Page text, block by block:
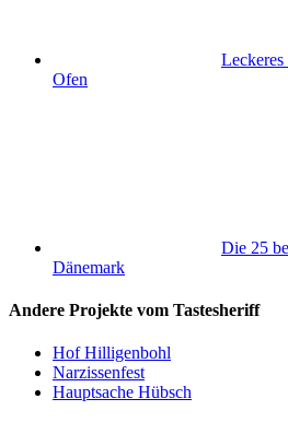
Leckeres
Ofen
Die 25
Dänemark
Andere Projekte vom Tastesheriff
Hof Hilligenbohl
Narzissenfest
Hauptsache Hübsch